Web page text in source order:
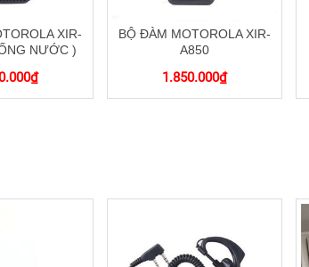
XIR-
NƯỚC )
₫
BỘ ĐÀM MOTOROLA XIR-
A850
1.850.000₫